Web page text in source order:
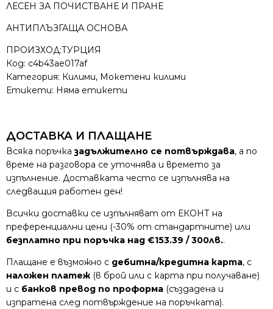
ЛЕСЕН ЗА ПОЧИСТВАНЕ И ПРАНЕ
АНТИПЛЪЗГАЩА ОСНОВА
ПРОИЗХОД:ТУРЦИЯ
Код: c4b43ae017af
Категория: Килими, Мокетени килими
Етикети: Няма етикети
ДОСТАВКА И ПЛАЩАНЕ
Всяка поръчказадължително се потвърждава, а по
време на разговора се уточнява и времето за
изпълнение. Доставката често се изпълнява на
следващия работен ден!
Всички доставки се изпълняват от ЕКОНТ на
преференциални цени (-30% от стандартните) или
безплатно при поръчка над €153.39 / 300лв..
Плащане е възможно с дебитна/кредитна карта, с
наложен платеж (в брой или с карта при получаване)
и с банков превод по проформа (създадена и
изпратена след потвърждение на поръчката).